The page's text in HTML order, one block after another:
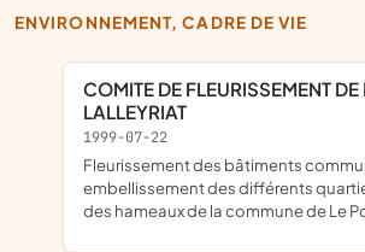
ENVIRONNEMENT, CADRE DE VIE
COMITE DE FLEURISSEMENT DE LE POIZAT-
LALLEYRIAT
1999-07-22
fleurissement des bâtiments communaux,
embellissement des différents
des hameaux de la commune de Le